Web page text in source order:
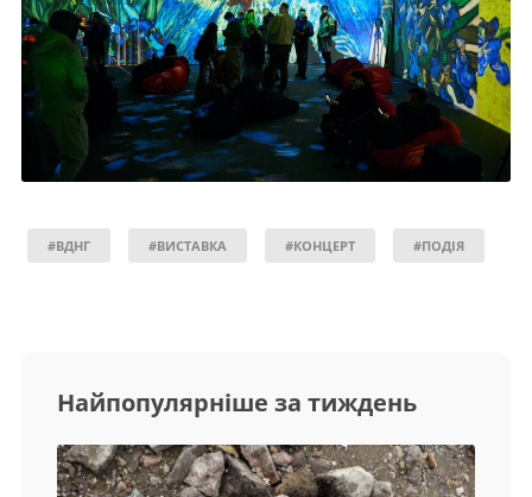
#ВДНГ #ВИСТАВКА #КОНЦЕРТ #ПОДІЯ
Найпопулярніше за тиждень